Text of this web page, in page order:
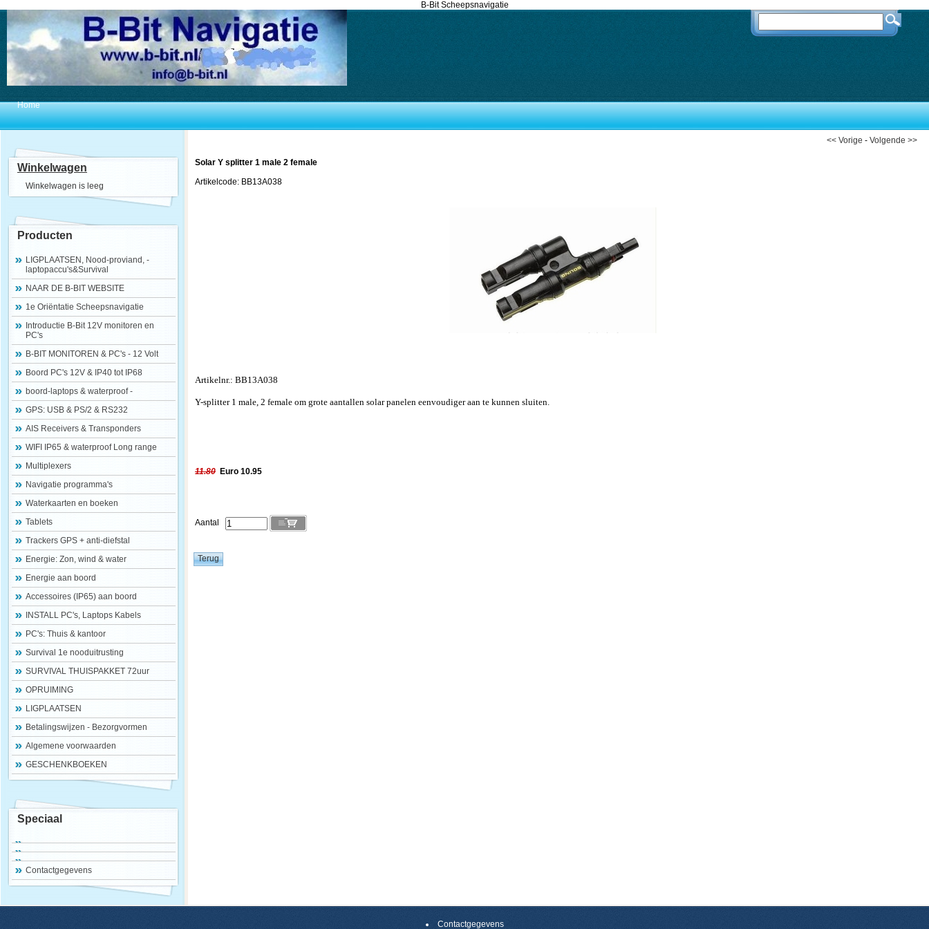
B-Bit Scheepsnavigatie
Home
Winkelwagen
Winkelwagen is leeg
Producten
LIGPLAATSEN, Nood-proviand, -
laptopaccu's&Survival
NAAR DE B-BIT WEBSITE
1e Oriëntatie Scheepsnavigatie
Introductie B-Bit 12V monitoren en
PC's
B-BIT MONITOREN & PC's - 12 Volt
Boord PC's 12V & IP40 tot IP68
boord-laptops & waterproof -
GPS: USB & PS/2 & RS232
AIS Receivers & Transponders
WIFI IP65 & waterproof Long range
Multiplexers
Navigatie programma's
Waterkaarten en boeken
Tablets
Trackers GPS + anti-diefstal
Energie: Zon, wind & water
Energie aan boord
Accessoires (IP65) aan boord
INSTALL PC's, Laptops Kabels
PC's: Thuis & kantoor
Survival 1e nooduitrusting
SURVIVAL THUISPAKKET 72uur
OPRUIMING
LIGPLAATSEN
Betalingswijzen - Bezorgvormen
Algemene voorwaarden
GESCHENKBOEKEN
Speciaal
Contactgegevens
<< Vorige - Volgende >>
Solar Y splitter 1 male 2 female
Artikelcode: BB13A038
Artikelnr.: BB13A038
Y-splitter 1 male, 2 female om grote aantallen solar panelen eenvoudiger aan te kunnen sluiten.
11.80 Euro 10.95
Aantal
Contactgegevens